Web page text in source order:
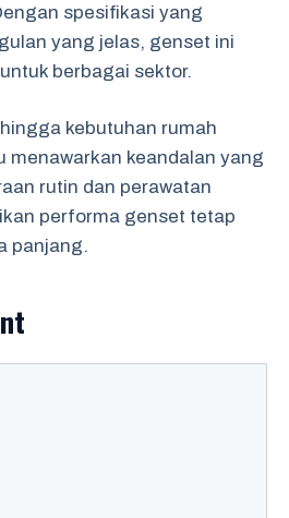
spesifikasi yang
yang jelas, genset ini
berbagai sektor.
kebutuhan rumah
menawarkan keandalan yang
rutin dan perawatan
performa genset tetap
panjang.